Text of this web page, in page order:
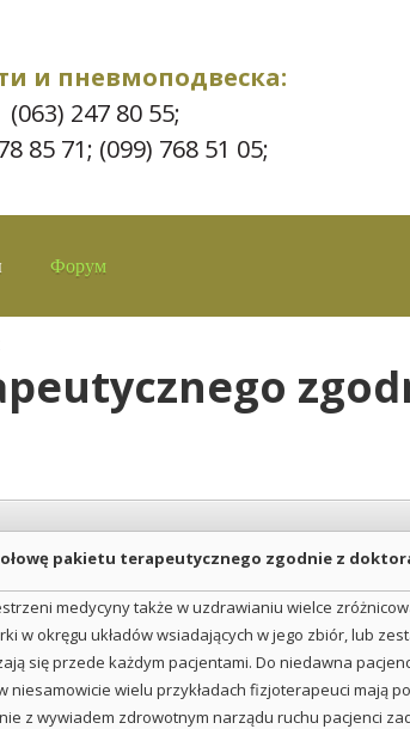
и пневмоподвеска:
(063) 247 80 55;
85 71; (099) 768 51 05;
Форум
pakietu terapeutycznego zgodnie z
medycyny także w uzdrawianiu wielce
w okręgu układów wsiadających w jego zbiór, lub
się przede każdym pacjentami. Do niedawna
wielu przykładach fizjoterapeuci mają
z wywiadem zdrowotnym narządu ruchu pacjenci